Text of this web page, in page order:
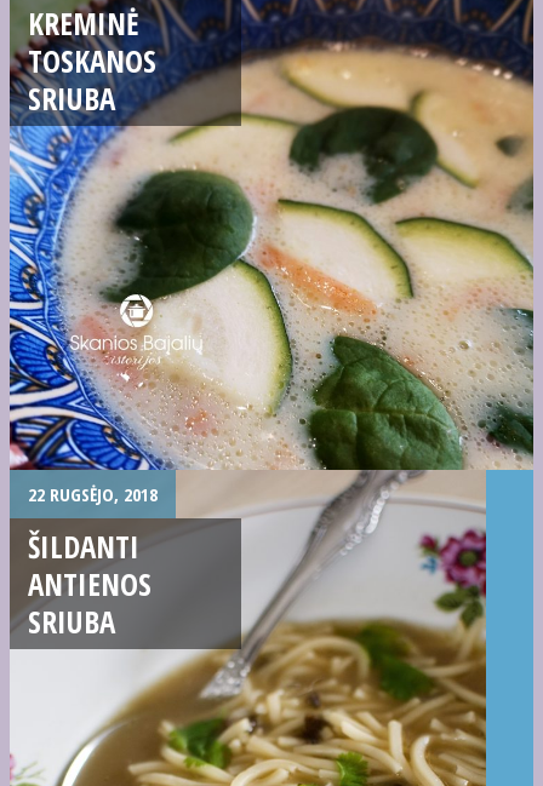
KREMINĖ
TOSKANOS
SRIUBA
22 RUGSĖJO, 2018
ŠILDANTI
ANTIENOS
SRIUBA